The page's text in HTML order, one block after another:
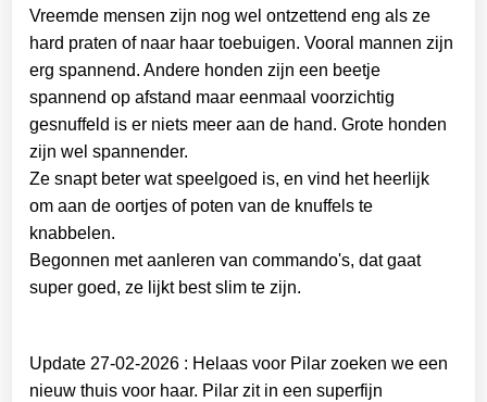
Vreemde mensen zijn nog wel ontzettend eng als ze
hard praten of naar haar toebuigen. Vooral mannen zijn
erg spannend. Andere honden zijn een beetje
spannend op afstand maar eenmaal voorzichtig
gesnuffeld is er niets meer aan de hand. Grote honden
zijn wel spannender.
Ze snapt beter wat speelgoed is, en vind het heerlijk
om aan de oortjes of poten van de knuffels te
knabbelen.
Begonnen met aanleren van commando's, dat gaat
super goed, ze lijkt best slim te zijn.
Update 27-02-2026 : Helaas voor Pilar zoeken we een
nieuw thuis voor haar. Pilar zit in een superfijn